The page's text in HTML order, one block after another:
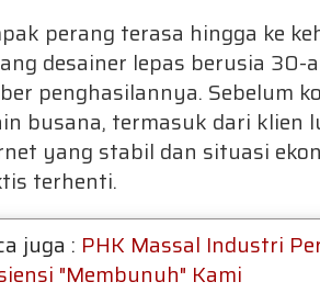
perang terasa hingga ke
desainer lepas berusia 30-
penghasilannya. Sebelum
busana, termasuk dari klien
yang stabil dan situasi
terhenti.
juga : PHK Massal Industri
"Membunuh" Kami